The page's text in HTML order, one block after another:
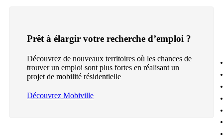
Prêt à élargir votre recherche d’emploi ?
Découvrez de nouveaux territoires où les chances de
trouver un emploi sont plus fortes en réalisant un
projet de mobilité résidentielle
Découvrez Mobiville